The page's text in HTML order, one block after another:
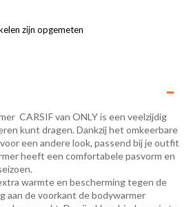
zijn opgemeten
CARSIF van ONLY is een veelzijdig
kunt dragen. Dankzij het omkeerbare
een andere look, passend bij je outfit
heeft een comfortabele pasvorm en
warmte en bescherming tegen de
aan de voorkant de bodywarmer